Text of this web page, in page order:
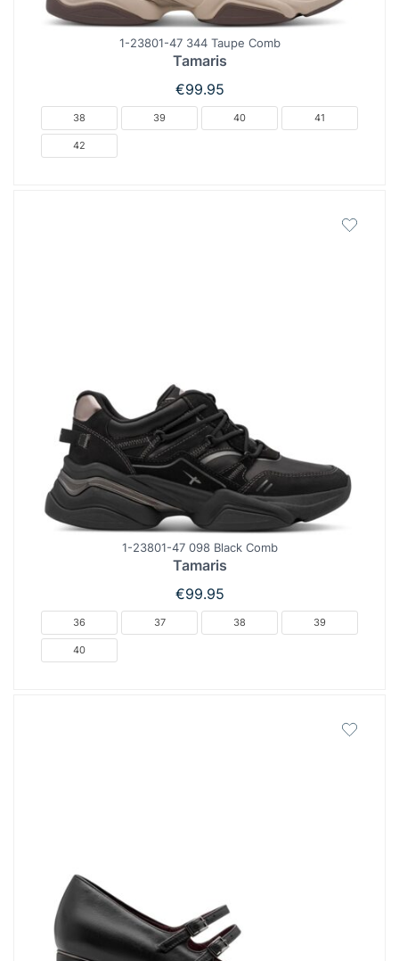
1-23801-47 344 Taupe Comb
Tamaris
€99.95
38 39 40 41
42
1-23801-47 098 Black Comb
Tamaris
€99.95
36 37 38 39
40